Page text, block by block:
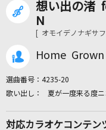
カ
想い出の渚
N
[ オモイデノナギサ
Home Grown
選曲番号： 4235-20
夏が一度来る度ニ
対応カラオケコンテン